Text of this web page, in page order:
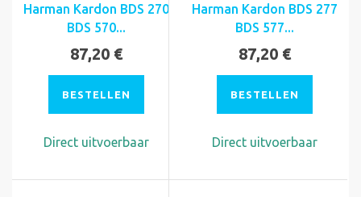
Harman Kardon BDS 270
BDS 570...
87,20 €
BESTELLEN
Direct uitvoerbaar
Harman Kardon BDS 277
BDS 577...
87,20 €
BESTELLEN
Direct uitvoerbaar